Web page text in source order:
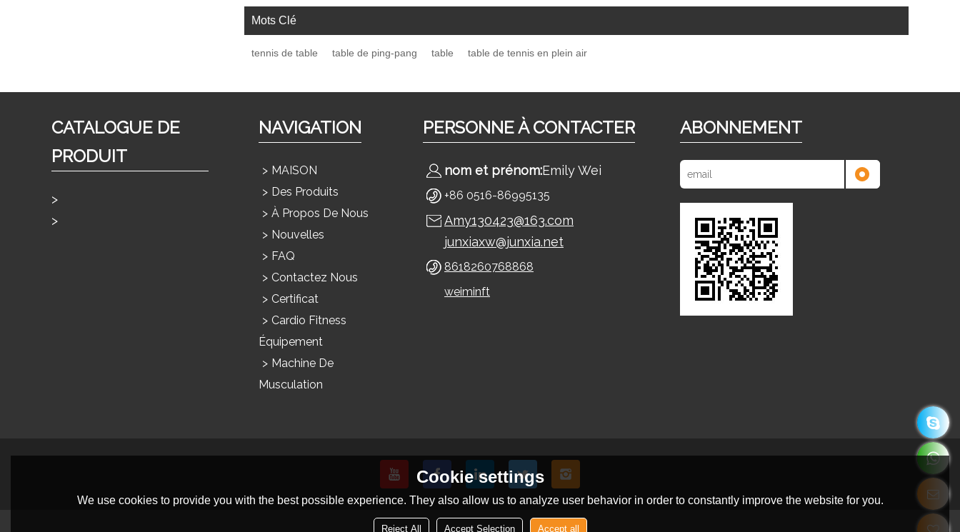
Mots Clé
tennis de table table de ping-pang table table de tennis en plein air
CATALOGUE DE
PRODUIT
Usage À La Maison Products
NAVIGATION
MAISON
Des Produits
À Propos De Nous
Nouvelles
FAQ
Contactez Nous
Certificat
Cardio Fitness
Équipement
Machine De
Musculation
PERSONNE À CONTACTER
nom et prénom:Emily Wei
+86 0516-86995135
Amy130423@163.com
junxiaxw@junxia.net
8618260768868
weiminft
ABONNEMENT
Cookie settings
We use cookies to provide you with the best possible experience. They also allow us to analyze user behavior in order to constantly improve the website for you.
Reject All Accept Selection Accept all